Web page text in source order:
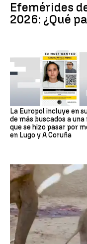
Efemérides
2026: ¿Qué
La Europol incluye en
de más buscados a
que se hizo pasar por
en Lugo y A Coruña